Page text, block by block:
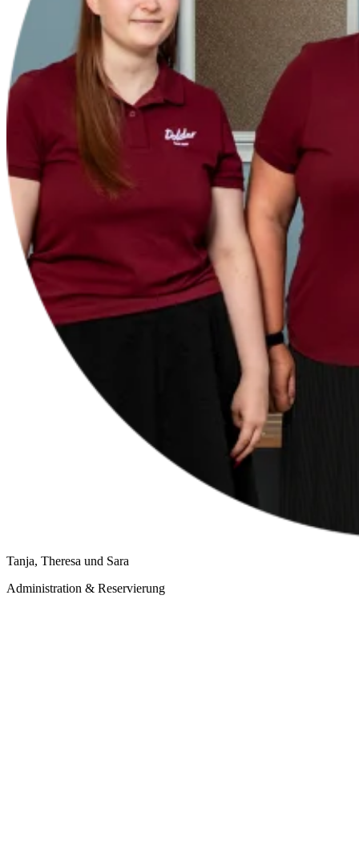
Tanja, Theresa und Sara
Administration & Reservierung